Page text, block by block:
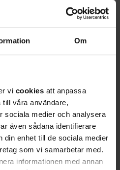
Om
vi cookies att anpassa
till våra användare,
sociala medier och analysera
även sådana identifierare
din enhet till de sociala medier
som vi samarbetar med.
informationen med annan